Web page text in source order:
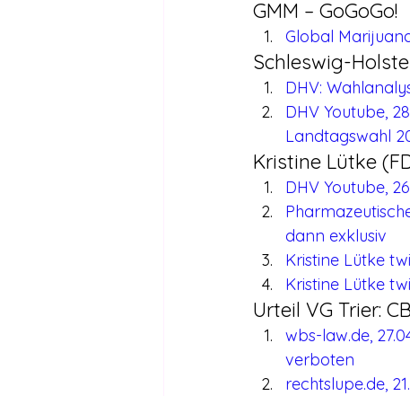
GMM – GoGoGo!
Global
Schleswig-
DHV:
DHV Youtube,
Landtagswahl
Kristine Lütke
DHV Youtube,
dann exklusiv
Kristine Lütke
Kristine Lütke
Urteil VG Trier:
wbs-law.de,
verboten
rechtslupe.de,